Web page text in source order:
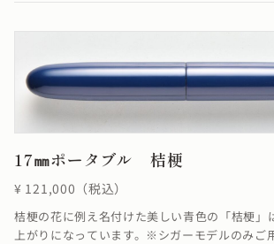
17㎜ポータブル 桔梗
¥ 121,000（税込）
桔梗の花に例え名付けた美しい青色の「桔梗」
上がりになっています。※シガーモデルのみご